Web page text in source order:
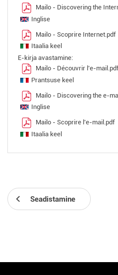
Mailo - Discovering the
Inglise
Mailo - Scoprire Internet.pdf
Itaalia keel
E-kirja avastamine:
Mailo - Découvrir l'e-mail.pdf
Prantsuse keel
Mailo - Discovering the e-
Inglise
Mailo - Scoprire l'e-mail.pdf
Itaalia keel
Seadistamine